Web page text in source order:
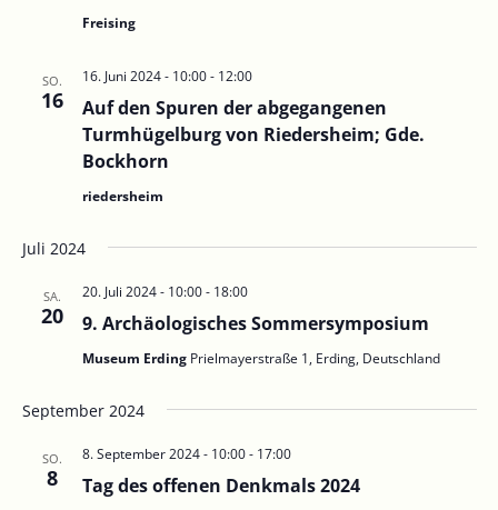
Freising
SO.
16
Auf den Spuren der abgegangenen
Turmhügelburg von Riedersheim; Gde.
Bockhorn
16. Juni 2024 - 10:00- 12:00
riedersheim
Juli 2024
SA.
20 9. Archäologisches Sommersymposium
20. Juli 2024 - 10:00- 18:00
Museum Erding Prielmayerstraße 1, Erding, Deutschland
September 2024
SO.
8 Tag des offenen Denkmals 2024
8. September 2024 - 10:00- 17:00